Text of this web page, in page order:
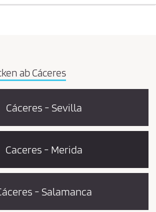
ab Cáceres
Cáceres - Sevilla
Caceres - Merida
- Salamanca